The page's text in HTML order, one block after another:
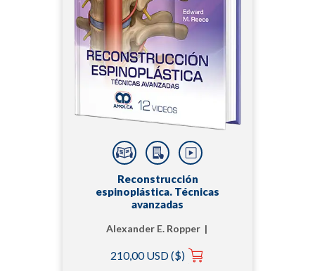
Reconstrucción
espinoplástica. Técnicas
avanzadas
Alexander E. Ropper |
Michael A. Bohl |
210,00 USD ($)